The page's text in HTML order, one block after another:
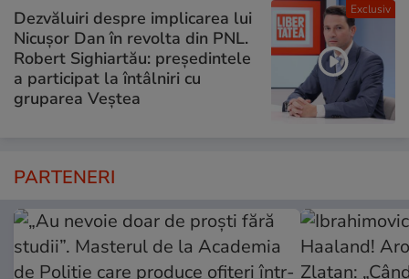
Exclusiv
Dezvăluiri despre implicarea lui
Nicușor Dan în revolta din PNL.
Robert Sighiartău: președintele
a participat la întâlniri cu
gruparea Veștea
PARTENERI